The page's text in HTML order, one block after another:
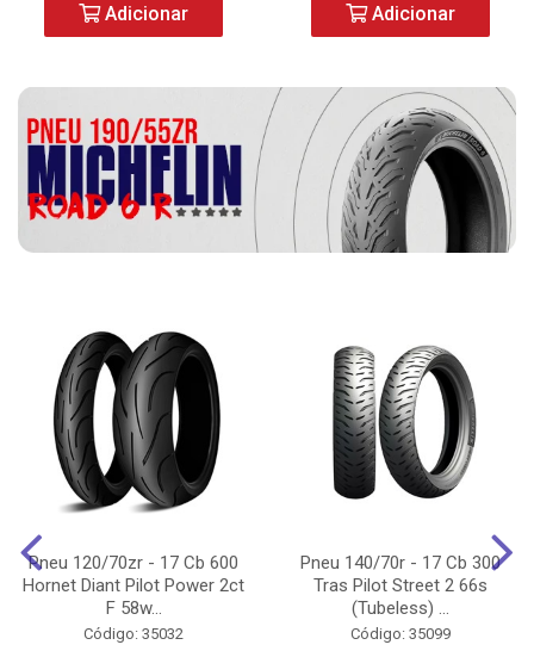
Adicionar Adicionar
Pneu 120/70zr - 17 Cb 600
Hornet Diant Pilot Power 2ct
F 58w...
Código: 35032
Pneu 140/70r - 17 Cb 300
Tras Pilot Street 2 66s
(Tubeless) ...
Código: 35099